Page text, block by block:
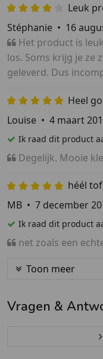
Leuk
Stéphanie • 16
Het product is
los. Soms krijg je ze
geleverd. Dus
Heel
Louise • 4 maart
Ik raad dit product
Degelijk. Mooie
héél
MB • 7 december
Ik raad dit product
net zoals een
Toon meer
Vragen &